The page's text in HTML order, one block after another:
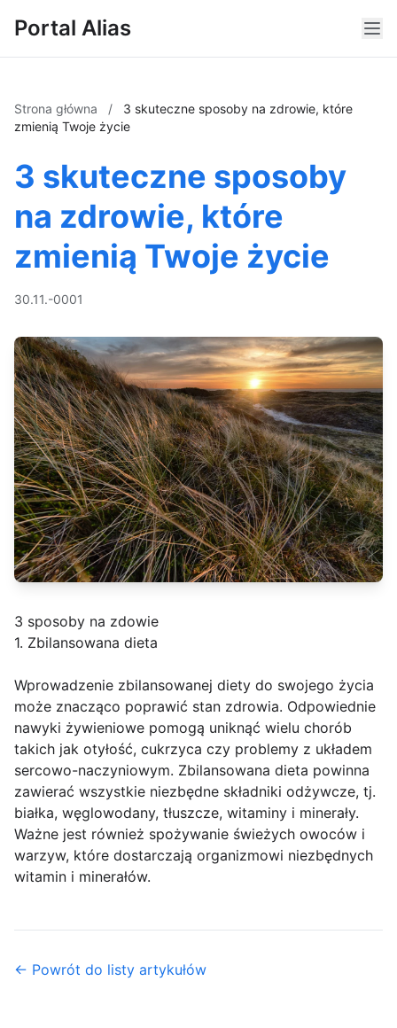
Portal Alias
Strona główna /
3 skuteczne sposoby na zdrowie, które
zmienią Twoje życie
3 skuteczne sposoby
na zdrowie, które
zmienią Twoje życie
30.11.-0001
3 sposoby na zdowie
1. Zbilansowana dieta
Wprowadzenie zbilansowanej diety do swojego życia
może znacząco poprawić stan zdrowia. Odpowiednie
nawyki żywieniowe pomogą uniknąć wielu chorób
takich jak otyłość, cukrzyca czy problemy z układem
sercowo-naczyniowym. Zbilansowana dieta powinna
zawierać wszystkie niezbędne składniki odżywcze, tj.
białka, węglowodany, tłuszcze, witaminy i minerały.
Ważne jest również spożywanie świeżych owoców i
warzyw, które dostarczają organizmowi niezbędnych
witamin i minerałów.
← Powrót do listy artykułów